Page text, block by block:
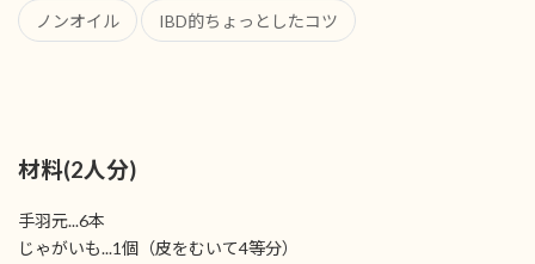
ノンオイル IBD的ちょっとしたコツ
材料(2人分)
手羽元...6本
じゃがいも...1個（皮をむいて4等分）